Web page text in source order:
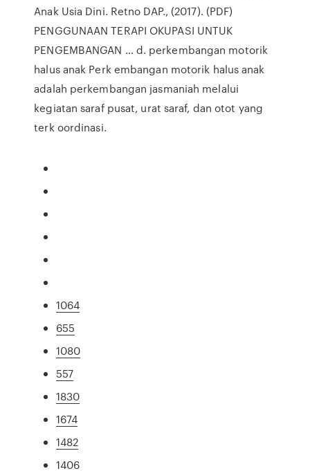
Anak Usia Dini. Retno DAP., (2017). (PDF)
PENGGUNAAN TERAPI OKUPASI UNTUK
PENGEMBANGAN … d. perkembangan motorik
halus anak Perk embangan motorik halus anak
adalah perkembangan jasmaniah melalui
kegiatan saraf pusat, urat saraf, dan otot yang
terk oordinasi.
1064
655
1080
557
1830
1674
1482
1406